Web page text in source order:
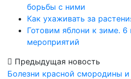
борьбы с ними
Как ухаживать за
Готовим яблони к зиме.
мероприятий
Предыдущая новость
Болезни красной смородины